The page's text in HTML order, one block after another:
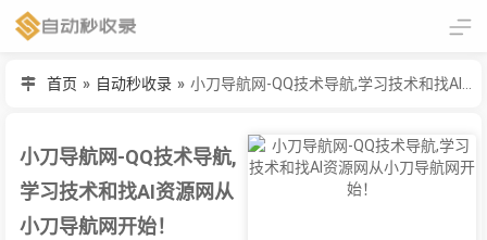
首页 » 自动秒收录 »
小刀导航网-QQ技术导航,
学习技术和找AI资源网从
小刀导航网开始！